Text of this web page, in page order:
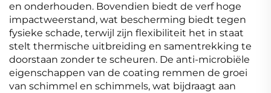
en onderhouden. Bovendien biedt de verf hoge
impactweerstand, wat bescherming biedt tegen
fysieke schade, terwijl zijn flexibiliteit het in staat
stelt thermische uitbreiding en samentrekking te
doorstaan zonder te scheuren. De anti-microbiële
eigenschappen van de coating remmen de groei
van schimmel en schimmels, wat bijdraagt aan